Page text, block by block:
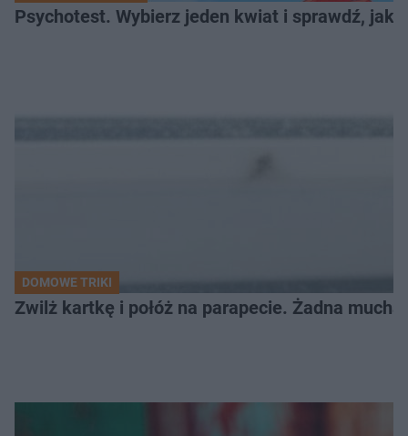
Psychotest. Wybierz jeden kwiat i sprawdź, jaki
DOMOWE TRIKI
Zwilż kartkę i połóż na parapecie. Żadna